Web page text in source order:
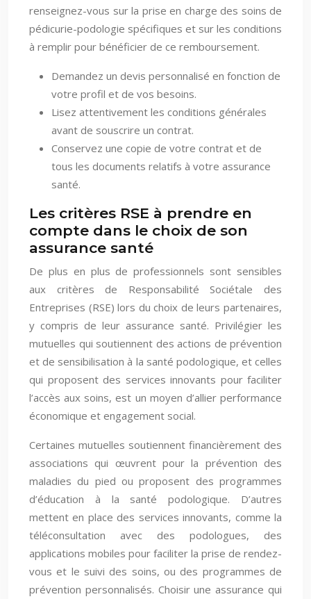
renseignez-vous sur la prise en charge des soins de
pédicurie-podologie spécifiques et sur les conditions
à remplir pour bénéficier de ce remboursement.
Demandez un devis personnalisé en fonction de
votre profil et de vos besoins.
Lisez attentivement les conditions générales
avant de souscrire un contrat.
Conservez une copie de votre contrat et de
tous les documents relatifs à votre assurance
santé.
Les critères RSE à prendre en
compte dans le choix de son
assurance santé
De plus en plus de professionnels sont sensibles
aux critères de Responsabilité Sociétale des
Entreprises (RSE) lors du choix de leurs partenaires,
y compris de leur assurance santé. Privilégier les
mutuelles qui soutiennent des actions de prévention
et de sensibilisation à la santé podologique, et celles
qui proposent des services innovants pour faciliter
l’accès aux soins, est un moyen d’allier performance
économique et engagement social.
Certaines mutuelles soutiennent financièrement des
associations qui œuvrent pour la prévention des
maladies du pied ou proposent des programmes
d’éducation à la santé podologique. D’autres
mettent en place des services innovants, comme la
téléconsultation avec des podologues, des
applications mobiles pour faciliter la prise de rendez-
vous et le suivi des soins, ou des programmes de
prévention personnalisés. Choisir une assurance qui